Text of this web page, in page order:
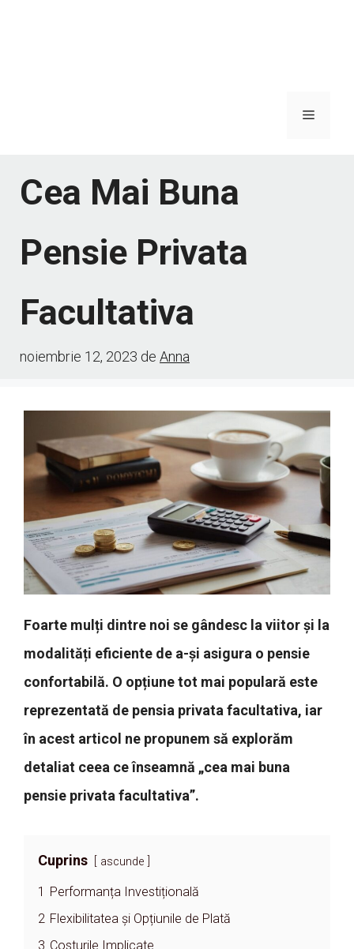
Meniu
Cea Mai Buna
Pensie Privata
Facultativa
noiembrie 12, 2023 de Anna
Foarte mulți dintre noi se gândesc la viitor și la
modalități eficiente de a-și asigura o pensie
confortabilă. O opțiune tot mai populară este
reprezentată de pensia privata facultativa, iar
în acest articol ne propunem să explorăm
detaliat ceea ce înseamnă „cea mai buna
pensie privata facultativa”.
Cuprins ascunde
1
Performanța Investițională
2 Flexibilitatea și Opțiunile de Plată
3 Costurile Implicate